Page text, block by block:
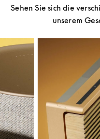
Sehen Sie sich die
unserem